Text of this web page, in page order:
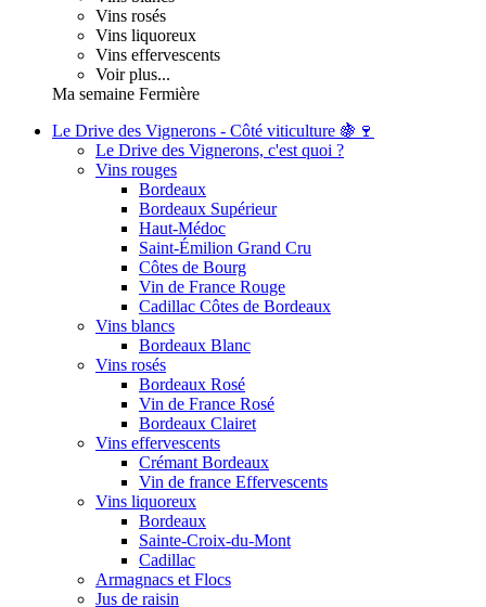
Vins rosés
Vins liquoreux
Vins effervescents
Voir plus...
Ma semaine Fermière
Le Drive des Vignerons - Côté viticulture 🍇🍷
Le Drive des Vignerons, c'est quoi ?
Vins rouges
Bordeaux
Bordeaux Supérieur
Haut-Médoc
Saint-Émilion Grand Cru
Côtes de Bourg
Vin de France Rouge
Cadillac Côtes de Bordeaux
Vins blancs
Bordeaux Blanc
Vins rosés
Bordeaux Rosé
Vin de France Rosé
Bordeaux Clairet
Vins effervescents
Crémant Bordeaux
Vin de france Effervescents
Vins liquoreux
Bordeaux
Sainte-Croix-du-Mont
Cadillac
Armagnacs et Flocs
Jus de raisin